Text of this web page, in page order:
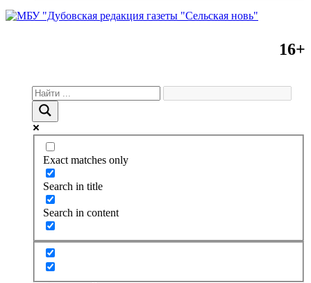
16+
Exact matches only
Search in title
Search in content